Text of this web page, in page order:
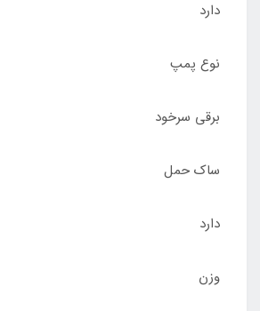
دارد
نوع پمپ
برقی سرخود
ساک حمل
دارد
وزن